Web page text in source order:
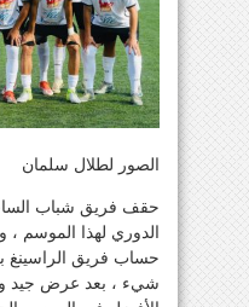
الصور لطلال سلمان
حقف فريق شباب
الدوري لهذا الموسم ،
حساب فريق الراسينغ
شيء ، بعد عرض جيد